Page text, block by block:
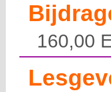
160,00